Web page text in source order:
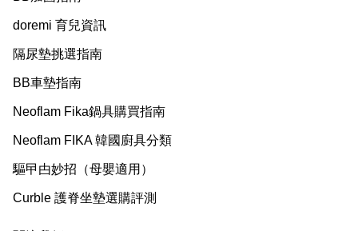
doremi 育兒資訊
隔尿墊挑選指南
BB車墊指南
Neoflam Fika鍋具購買指南
Neoflam FIKA 韓國廚具分類
驅曱甴妙招（母嬰適用）
Curble 護脊坐墊選購評測